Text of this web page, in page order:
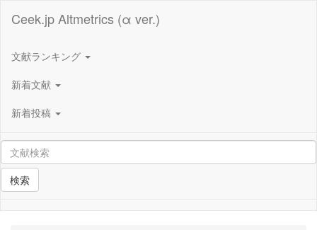
Ceek.jp Altmetrics (α ver.)
文献ランキング
新着文献
新着投稿
検索